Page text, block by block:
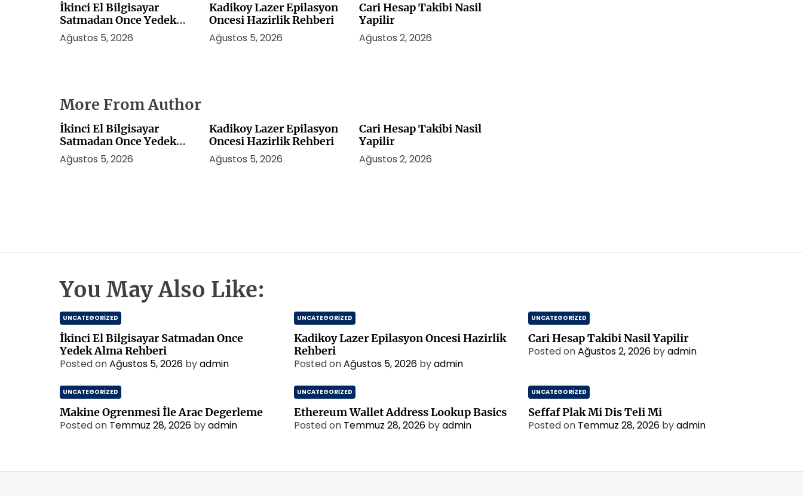
İkinci El Bilgisayar
Satmadan Once Yedek
Alma Rehberi
Ağustos 5, 2026
Kadikoy Lazer Epilasyon
Oncesi Hazirlik Rehberi
Ağustos 5, 2026
Cari Hesap Takibi Nasil
Yapilir
Ağustos 2, 2026
More From Author
İkinci El Bilgisayar
Satmadan Once Yedek
Alma Rehberi
Ağustos 5, 2026
Kadikoy Lazer Epilasyon
Oncesi Hazirlik Rehberi
Ağustos 5, 2026
Cari Hesap Takibi Nasil
Yapilir
Ağustos 2, 2026
You May Also Like:
UNCATEGORIZED
İkinci El Bilgisayar Satmadan Once
Yedek Alma Rehberi
Posted onAğustos 5, 2026 byadmin
UNCATEGORIZED
Kadikoy Lazer Epilasyon Oncesi Hazirlik
Rehberi
Posted onAğustos 5, 2026 byadmin
UNCATEGORIZED
Cari Hesap Takibi Nasil Yapilir
Posted onAğustos 2, 2026 byadmin
UNCATEGORIZED
Makine Ogrenmesi İle Arac Degerleme
Posted on Temmuz 28, 2026 byadmin
UNCATEGORIZED
Ethereum Wallet Address Lookup Basics
Posted on Temmuz 28, 2026 byadmin
UNCATEGORIZED
Seffaf Plak Mi Dis Teli Mi
Posted on Temmuz 28, 2026 byadmin